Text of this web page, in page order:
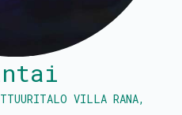
VILLA RANA,